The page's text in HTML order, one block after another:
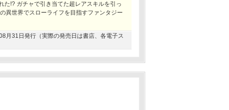
た!? ガチャで引き当てた超レアスキルを引っ
異世界でスローライフを目指すファンタジー
月31日発行（実際の発売日は書店、各電子ス